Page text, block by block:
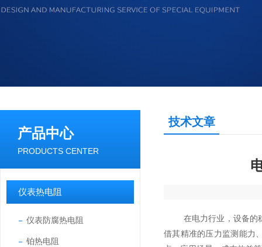
产品中心
PRODUCTS CENTER
仪表热电阻
仪表防腐热电阻
铂热电阻
技术文章
在电力行业，设备的稳
借其精准的压力监测能力